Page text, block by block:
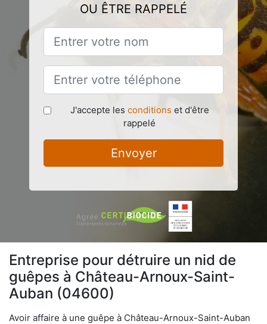
OU ÊTRE RAPPELÉ
J'accepte les conditions et d'être
rappelé
Envoyer
Entreprise pour détruire un nid de
guêpes à Château-Arnoux-Saint-
Auban (04600)
Avoir affaire à une guêpe à Château-Arnoux-Saint-Auban